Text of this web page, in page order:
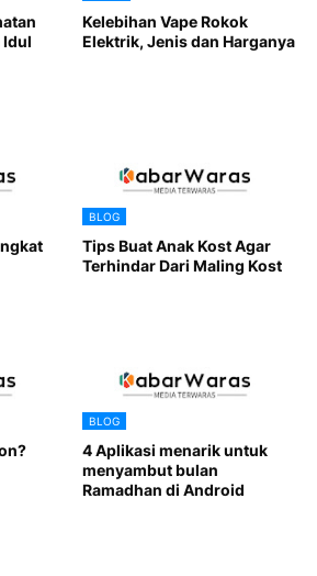
Idul
Kelebihan Vape Rokok
Elektrik, Jenis dan Harganya
BLOG
Tips Buat Anak Kost Agar
Terhindar Dari Maling Kost
BLOG
4 Aplikasi menarik untuk
menyambut bulan
Ramadhan di Android